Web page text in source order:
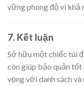
vững phong độ vì khả
7. Kết luận
Sở hữu một chiếc túi
còn giúp bảo quản tốt
vọng với danh sách